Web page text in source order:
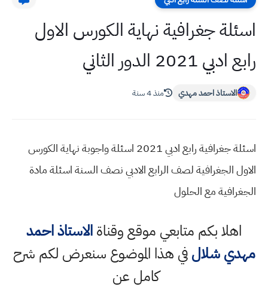
اسئلة جغرافية نهاية الكورس الاول
رابع ادبي 2021 الدور الثاني
الاستاذ احمد مهدي منذ 4 سنة
اسئلة جغرافية رابع ادبي 2021 اسئلة واجوبة نهاية الكورس
الاول الجغرافية لصف الرابع الادبي نصف السنة اسئلة مادة
الجغرافية مع الحلول
اهلا بكم متابعي موقع وقناةالاستاذ احمد
مهدي شلالفي هذا الموضوع سنعرض لكم شرح
كامل عن